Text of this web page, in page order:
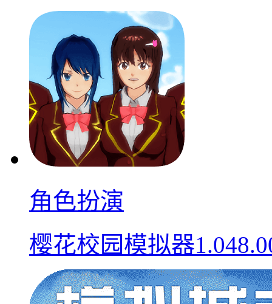
角色扮演
樱花校园模拟器